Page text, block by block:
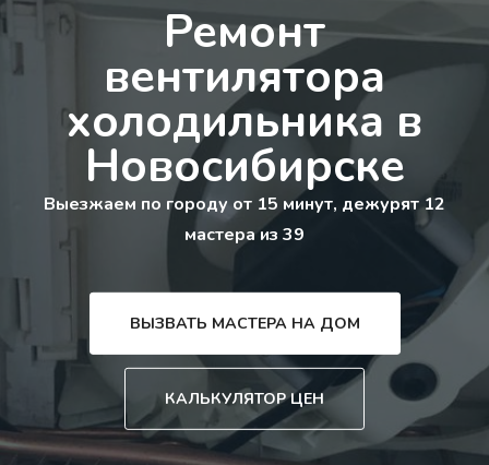
Ремонт
вентилятора
холодильника в
Новосибирске
Выезжаем по городу от 15 минут, дежурят 12
мастера из 39
ВЫЗВАТЬ МАСТЕРА НА ДОМ
КАЛЬКУЛЯТОР ЦЕН